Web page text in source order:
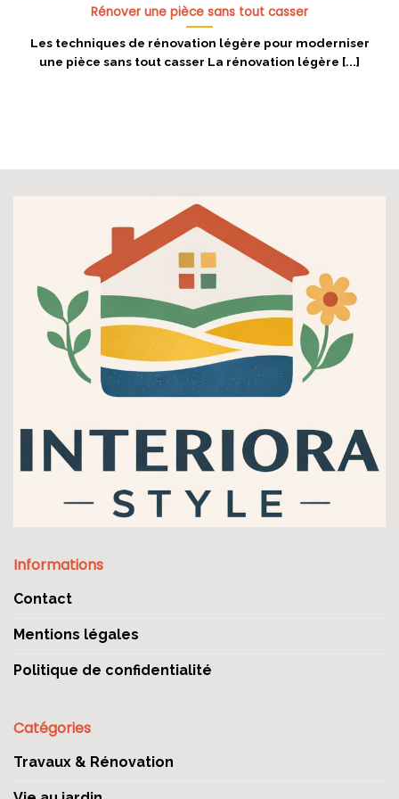
Rénover une pièce sans tout casser
Les techniques de rénovation légère pour moderniser
une pièce sans tout casser La rénovation légère [...]
Informations
Contact
Mentions légales
Politique de confidentialité
Catégories
Travaux & Rénovation